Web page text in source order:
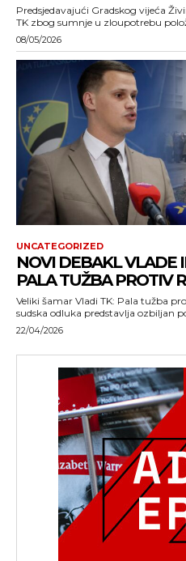
Predsjedavajući Gradskog vijeća
TK zbog sumnje u zloupotrebu
08/05/2026
UNCATEGORIZED
NOVI DEBAKL VLADE
PALA TUŽBA PROTIV
Veliki šamar Vladi TK: Pala tužba
sudska odluka predstavlja ozbiljan
22/04/2026